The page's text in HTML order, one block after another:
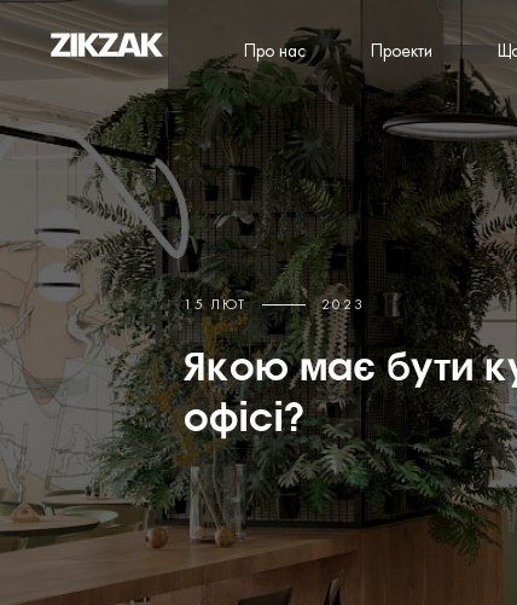
15 ЛЮТ 2023
Якою має бути
офісі?
Про нас Проекти